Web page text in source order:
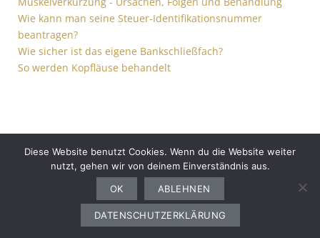
Wie kann man seine Steuer-Identifikationsnummer
beantragen?
Wie sicher ist das eigene Bankschließfach?
So werden Kopfläuse behandelt
Finanzen Ernährung Auto
Haushalt
Bewerbung
Garten Freizeit
Copyright © 2026advertising media design. All rights reserved.
Diese Website benutzt Cookies. Wenn du die Website weiter
nutzt, gehen wir von deinem Einverständnis aus.
OK
ABLEHNEN
DATENSCHUTZERKLÄRUNG